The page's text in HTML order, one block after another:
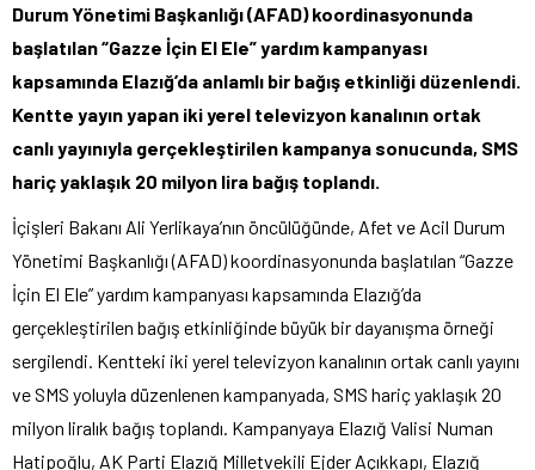
Durum Yönetimi Başkanlığı (AFAD) koordinasyonunda
başlatılan “Gazze İçin El Ele” yardım kampanyası
kapsamında Elazığ’da anlamlı bir bağış etkinliği düzenlendi.
Kentte yayın yapan iki yerel televizyon kanalının ortak
canlı yayınıyla gerçekleştirilen kampanya sonucunda, SMS
hariç yaklaşık 20 milyon lira bağış toplandı.
İçişleri Bakanı Ali Yerlikaya’nın öncülüğünde, Afet ve Acil Durum
Yönetimi Başkanlığı (AFAD) koordinasyonunda başlatılan “Gazze
İçin El Ele” yardım kampanyası kapsamında Elazığ’da
gerçekleştirilen bağış etkinliğinde büyük bir dayanışma örneği
sergilendi. Kentteki iki yerel televizyon kanalının ortak canlı yayını
ve SMS yoluyla düzenlenen kampanyada, SMS hariç yaklaşık 20
milyon liralık bağış toplandı. Kampanyaya Elazığ Valisi Numan
Hatipoğlu, AK Parti Elazığ Milletvekili Ejder Açıkkapı, Elazığ